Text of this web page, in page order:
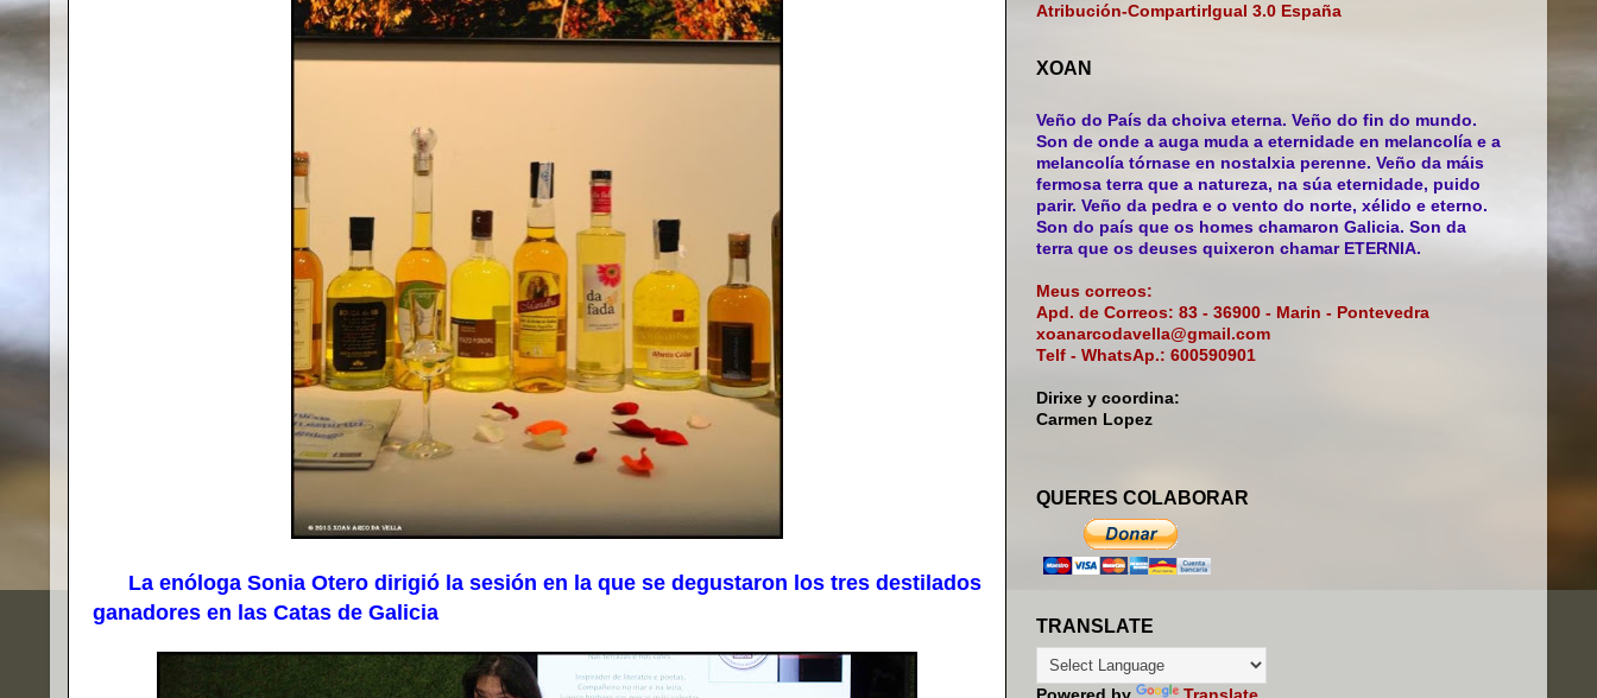
La enóloga Sonia Otero dirigió la sesión en la que se degustaron los tres destilados
ganadores en las Catas de Galicia
Atribución-CompartirIgual 3.0 España
XOAN
Veño do País da choiva eterna. Veño do fin do mundo.
Son de onde a auga muda a eternidade en melancolía e a
melancolía tórnase en nostalxia perenne. Veño da máis
fermosa terra que a natureza, na súa eternidade, puido
parir. Veño da pedra e o vento do norte, xélido e eterno.
Son do país que os homes chamaron Galicia. Son da
terra que os deuses quixeron chamar ETERNIA.
Meus correos:
Apd. de Correos: 83 - 36900 - Marin - Pontevedra
xoanarcodavella@gmail.com
Telf - WhatsAp.: 600590901
Dirixe y coordina:
Carmen Lopez
QUERES COLABORAR
TRANSLATE